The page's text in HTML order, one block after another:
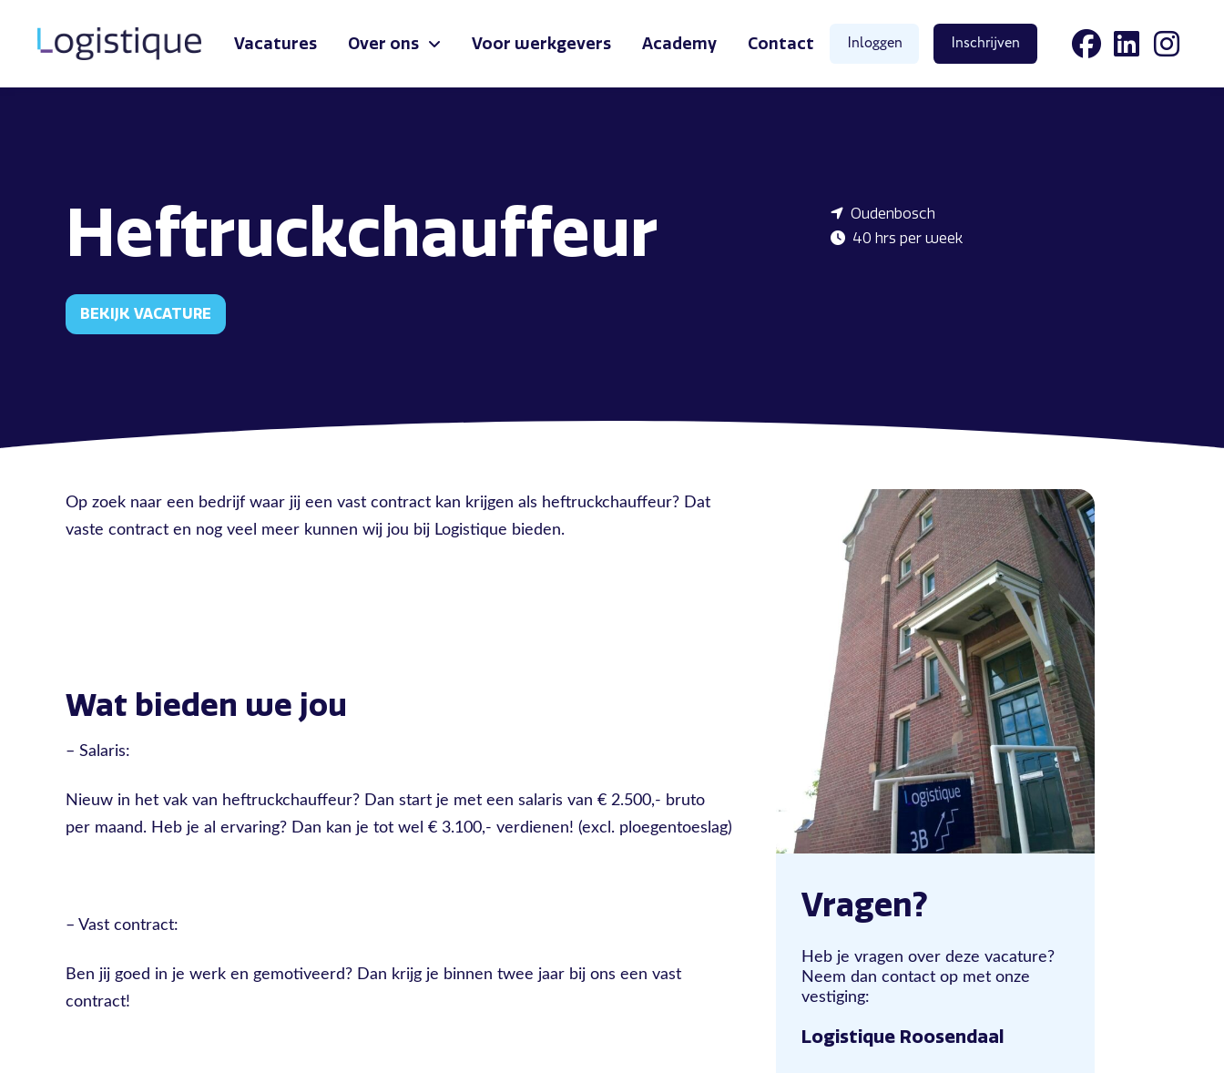
Vacatures Over ons Voor werkgevers Academy Contact Inloggen Inschrijven
Heftruckchauffeur
BEKIJK VACATURE
Oudenbosch
40 hrs per week
Op zoek naar een bedrijf waar jij een vast contract kan krijgen als heftruckchauffeur? Dat
vaste contract en nog veel meer kunnen wij jou bij Logistique bieden.
Wat bieden we jou
– Salaris:
Nieuw in het vak van heftruckchauffeur? Dan start je met een salaris van € 2.500,- bruto
per maand. Heb je al ervaring? Dan kan je tot wel € 3.100,- verdienen! (excl. ploegentoeslag)
– Vast contract:
Ben jij goed in je werk en gemotiveerd? Dan krijg je binnen twee jaar bij ons een vast
contract!
Vragen?
Heb je vragen over deze vacature?
Neem dan contact op met onze
vestiging:
Logistique Roosendaal